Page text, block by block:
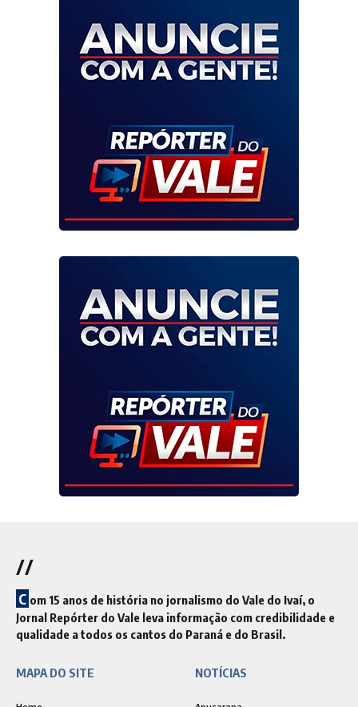
//
C om 15 anos de história no jornalismo do Vale do Ivaí, o
Jornal Repórter do Vale leva informação com credibilidade e
qualidade a todos os cantos do Paraná e do Brasil.
MAPA DO SITE NOTÍCIAS